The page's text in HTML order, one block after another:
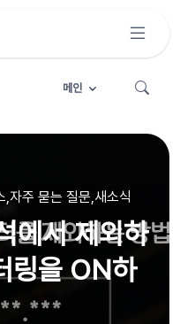
메인
자주 묻는 질문,새소식
에서 제외하
링을 ON하